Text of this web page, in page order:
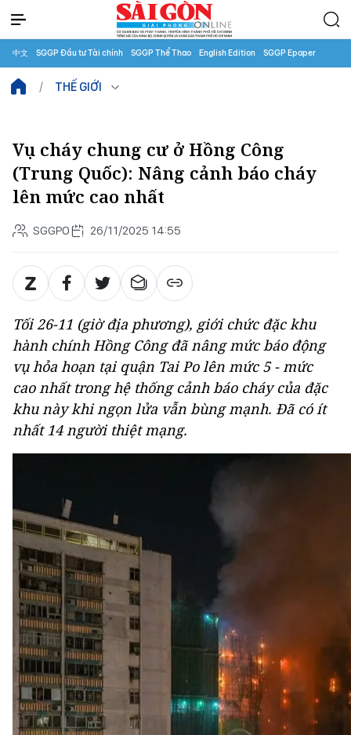
中文 SGGP Đầu tư Tài chính SGGP Thể Thao English Edition SGGP Epaper
THẾ GIỚI
Vụ cháy chung cư ở Hồng Công
(Trung Quốc): Nâng cảnh báo cháy
lên mức cao nhất
SGGPO 26/11/2025 14:55
Tối 26-11 (giờ địa phương), giới chức đặc khu
hành chính Hồng Công đã nâng mức báo động
vụ hỏa hoạn tại quận Tai Po lên mức 5 - mức
cao nhất trong hệ thống cảnh báo cháy của đặc
khu này khi ngọn lửa vẫn bùng mạnh. Đã có ít
nhất 14 người thiệt mạng.